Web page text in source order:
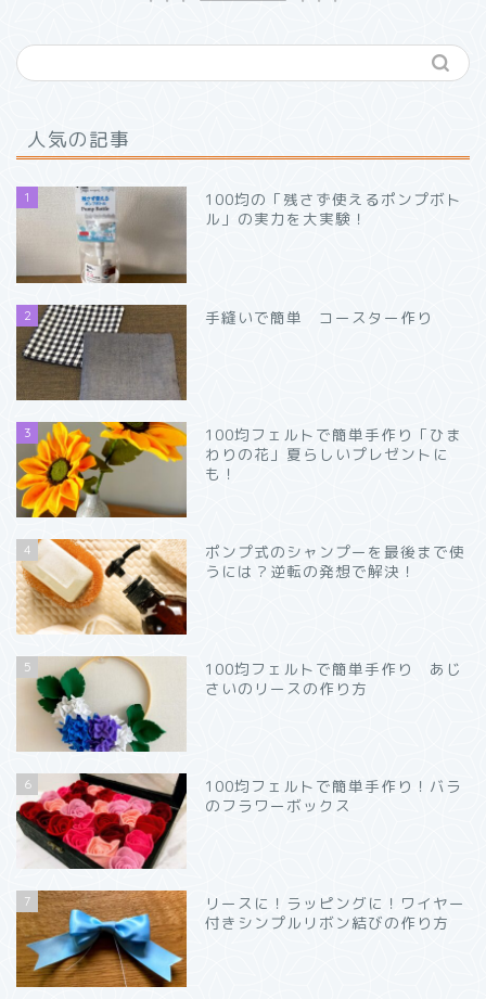
人気の記事
1
100均の「残さず使えるポンプボト
ル」の実力を大実験！
2 手縫いで簡単 コースター作り
3
100均フェルトで簡単手作り「ひま
わりの花」夏らしいプレゼントに
も！
4
ポンプ式のシャンプーを最後まで使
うには？逆転の発想で解決！
5
100均フェルトで簡単手作り あじ
さいのリースの作り方
6
100均フェルトで簡単手作り！バラ
のフラワーボックス
7
リースに！ラッピングに！ワイヤー
付きシンプルリボン結びの作り方